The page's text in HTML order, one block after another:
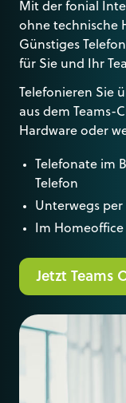
Mit der fonial
ohne technische
Günstiges
für Sie und Ihr
Telefonieren Sie
aus dem Teams-
Hardware oder
Telefonate im
Telefon
Unterwegs per
Im Homeoffice
Jetzt Teams